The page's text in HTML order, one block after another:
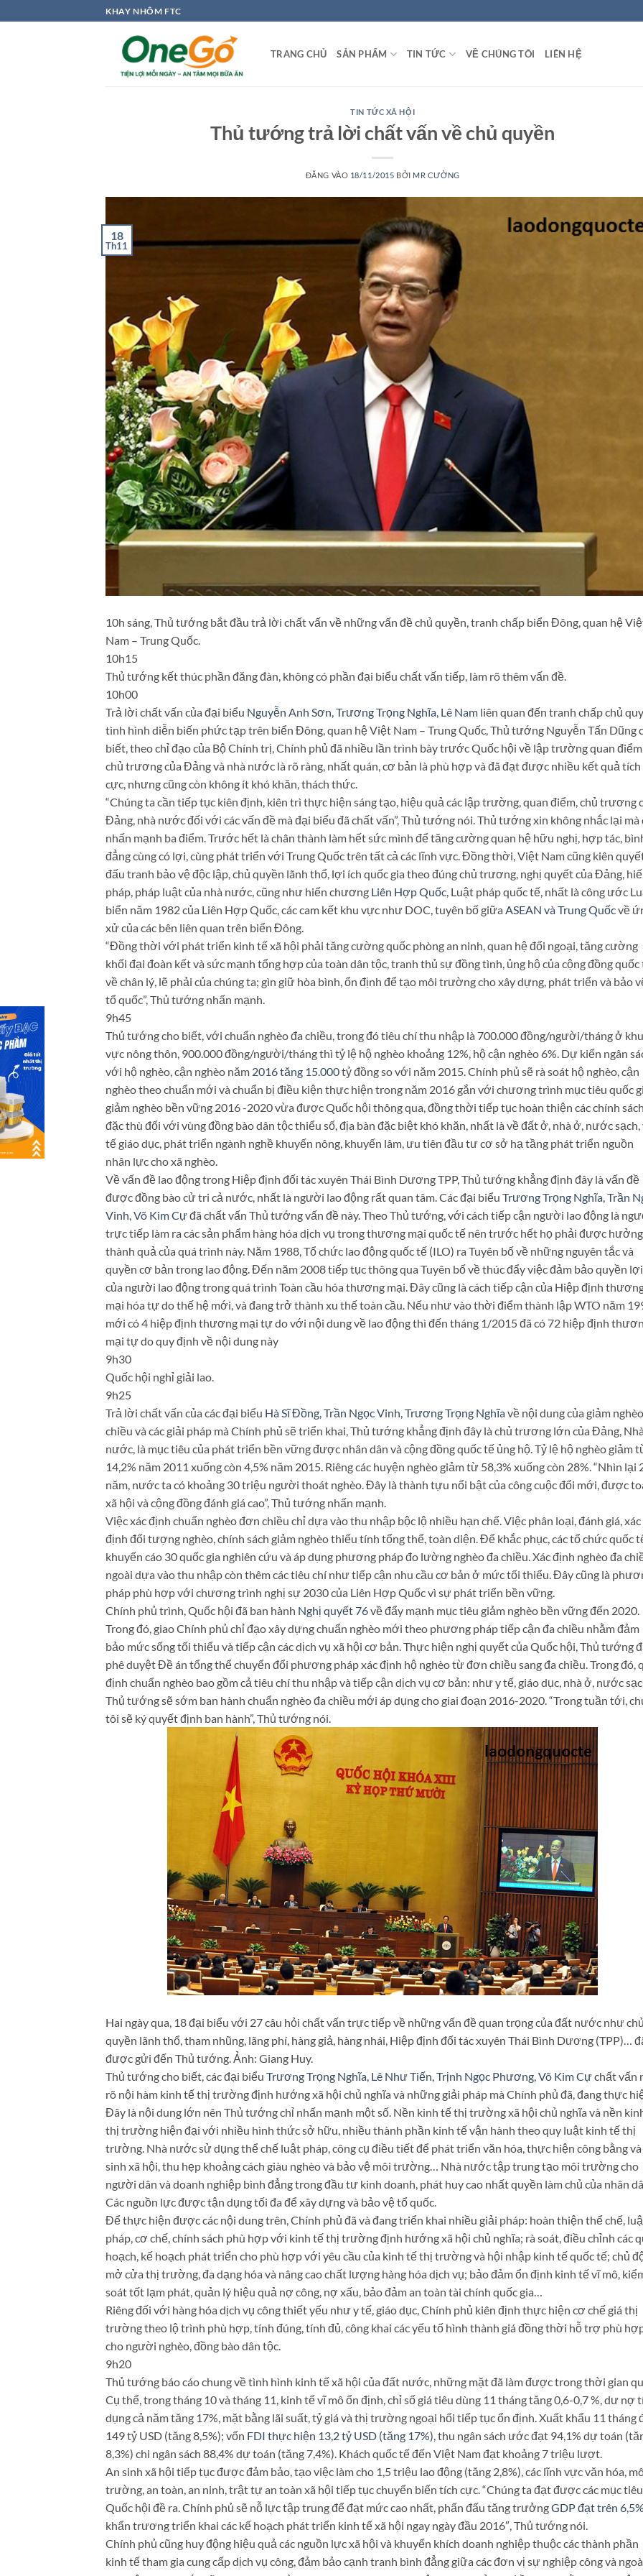
qua
KHAY NHÔM FTC
TRANG CHỦ SẢN PHẨM TIN TỨC VỀ CHÚNG TÔI LIÊN HỆ
TIN TỨC XÃ HỘI
Thủ tướng trả lời chất vấn về chủ quyền
ĐĂNG VÀO 18/11/2015 BỞI MR CƯỜNG
18
Th11
10h sáng, Thủ tướng bắt đầu trả lời chất vấn về những vấn đề chủ quyền, tranh chấp biển Đông, quan hệ
Nam – Trung Quốc.
10h15
Thủ tướng kết thúc phần đăng đàn, không có phần đại biểu chất vấn tiếp, làm rõ thêm vấn đề.
10h00
Trả lời chất vấn của đại biểu Nguyễn Anh Sơn, Trương Trọng Nghĩa, Lê Nam liên quan đến tranh chấp chủ
tình hình diễn biến phức tạp trên biển Đông, quan hệ Việt Nam – Trung Quốc, Thủ tướng Nguyễn Tấn Dũng
biết, theo chỉ đạo của Bộ Chính trị, Chính phủ đã nhiều lần trình bày trước Quốc hội về lập trường quan điểm,
chủ trương của Đảng và nhà nước là rõ ràng, nhất quán, cơ bản là phù hợp và đã đạt được nhiều kết quả tích
cực, nhưng cũng còn không ít khó khăn, thách thức.
“Chúng ta cần tiếp tục kiên định, kiên trì thực hiện sáng tạo, hiệu quả các lập trường, quan điểm, chủ trương
Đảng, nhà nước đối với các vấn đề mà đại biểu đã chất vấn”, Thủ tướng nói. Thủ tướng xin không nhắc lại mà
nhấn mạnh ba điểm. Trước hết là chân thành làm hết sức mình để tăng cường quan hệ hữu nghị, hợp tác,
đẳng cùng có lợi, cùng phát triển với Trung Quốc trên tất cả các lĩnh vực. Đồng thời, Việt Nam cũng kiên
đấu tranh bảo vệ độc lập, chủ quyền lãnh thổ, lợi ích quốc gia theo đúng chủ trương, nghị quyết của Đảng,
pháp, pháp luật của nhà nước, cũng như hiến chương Liên Hợp Quốc , Luật pháp quốc tế, nhất là công ước
biển năm 1982 của Liên Hợp Quốc, các cam kết khu vực như DOC, tuyên bố giữa ASEAN và Trung Quốcvề
xử của các bên liên quan trên biển Đông.
“Đồng thời với phát triển kinh tế xã hội phải tăng cường quốc phòng an ninh, quan hệ đối ngoại, tăng cường
khối đại đoàn kết và sức mạnh tổng hợp của toàn dân tộc, tranh thủ sự đồng tình, ủng hộ của cộng đồng quốc
về chân lý, lẽ phải của chúng ta; gìn giữ hòa bình, ổn định để tạo môi trường cho xây dựng, phát triển và bảo
tổ quốc”, Thủ tướng nhấn mạnh.
9h45
Thủ tướng cho biết, với chuẩn nghèo đa chiều, trong đó tiêu chí thu nhập là 700.000 đồng/người/tháng ở khu
vực nông thôn, 900.000 đồng/người/tháng thì tỷ lệ hộ nghèo khoảng 12%, hộ cận nghèo 6%. Dự kiến ngân
với hộ nghèo, cận nghèo năm 2016 tăng 15.000tỷ đồng so với năm 2015. Chính phủ sẽ rà soát hộ nghèo, cận
nghèo theo chuẩn mới và chuẩn bị điều kiện thực hiện trong năm 2016 gắn với chương trình mục tiêu quốc
giảm nghèo bền vững 2016 -2020 vừa được Quốc hội thông qua, đồng thời tiếp tục hoàn thiện các chính sách
đặc thù đối với vùng đồng bào dân tộc thiểu số, địa bàn đặc biệt khó khăn, nhất là về đất ở, nhà ở, nước sạch,
tế giáo dục, phát triển ngành nghề khuyến nông, khuyến lâm, ưu tiên đầu tư cơ sở hạ tầng phát triển nguồn
nhân lực cho xã nghèo.
Về vấn đề lao động trong Hiệp định đối tác xuyên Thái Bình Dương TPP, Thủ tướng khẳng định đây là vấn đề
được đồng bào cử tri cả nước, nhất là người lao động rất quan tâm. Các đại biểu Trương Trọng Nghĩa, Trần
Vinh, Võ Kim Cựđã chất vấn Thủ tướng vấn đề này. Theo Thủ tướng, với cách tiếp cận người lao động là
trực tiếp làm ra các sản phẩm hàng hóa dịch vụ trong thương mại quốc tế nên trước hết họ phải được hưởng
thành quả của quá trình này. Năm 1988, Tổ chức lao động quốc tế (ILO) ra Tuyên bố về những nguyên tắc và
quyền cơ bản trong lao động. Đến năm 2008 tiếp tục thông qua Tuyên bố về thúc đẩy việc đảm bảo quyền lợi
của người lao động trong quá trình Toàn cầu hóa thương mại. Đây cũng là cách tiếp cận của Hiệp định
mại hóa tự do thế hệ mới, và đang trở thành xu thế toàn cầu. Nếu như vào thời điểm thành lập WTO năm
mới có 4 hiệp định thương mại tự do với nội dung về lao động thì đến tháng 1/2015 đã có 72 hiệp định
mại tự do quy định về nội dung này
9h30
​Quốc hội nghỉ giải lao.
9h25
Trả lời chất vấn của các đại biểu Hà Sĩ Đồng, Trần Ngọc Vinh, Trương Trọng Nghĩavề nội dung của giảm
chiều và các giải pháp mà Chính phủ sẽ triển khai, Thủ tướng khẳng định đây là chủ trương lớn của Đảng, Nhà
nước, là mục tiêu của phát triển bền vững được nhân dân và cộng đồng quốc tế ủng hộ. Tỷ lệ hộ nghèo giảm
14,2% năm 2011 xuống còn 4,5% năm 2015. Riêng các huyện nghèo giảm từ 58,3% xuống còn 28%. “Nhìn lại
năm, nước ta có khoảng 30 triệu người thoát nghèo. Đây là thành tựu nổi bật của công cuộc đổi mới, được
xã hội và cộng đồng đánh giá cao”, Thủ tướng nhấn mạnh.
Việc xác định chuẩn nghèo đơn chiều chỉ dựa vào thu nhập bộc lộ nhiều hạn chế. Việc phân loại, đánh giá, xác
định đối tượng nghèo, chính sách giảm nghèo thiếu tính tổng thể, toàn diện. Để khắc phục, các tổ chức quốc
khuyến cáo 30 quốc gia nghiên cứu và áp dụng phương pháp đo lường nghèo đa chiều. Xác định nghèo đa
ngoài dựa vào thu nhập còn thêm các tiêu chí như tiếp cận nhu cầu cơ bản ở mức tối thiểu. Đây cũng là
pháp phù hợp với chương trình nghị sự 2030 của Liên Hợp Quốc vì sự phát triển bền vững.
Chính phủ trình, Quốc hội đã ban hành Nghị quyết 76về đẩy mạnh mục tiêu giảm nghèo bền vững đến 2020.
Trong đó, giao Chính phủ chỉ đạo xây dựng chuẩn nghèo mới theo phương pháp tiếp cận đa chiều nhằm đảm
bảo mức sống tối thiểu và tiếp cận các dịch vụ xã hội cơ bản. Thực hiện nghị quyết của Quốc hội, Thủ tướng
phê duyệt Đề án tổng thể chuyển đổi phương pháp xác định hộ nghèo từ đơn chiều sang đa chiều. Trong đó,
định chuẩn nghèo bao gồm cả tiêu chí thu nhập và tiếp cận dịch vụ cơ bản: như y tế, giáo dục, nhà ở, nước
Thủ tướng sẽ sớm ban hành chuẩn nghèo đa chiều mới áp dụng cho giai đoạn 2016-2020. “Trong tuần tới,
tôi sẽ ký quyết định ban hành”, Thủ tướng nói.
Hai ngày qua, 18 đại biểu với 27 câu hỏi chất vấn trực tiếp về những vấn đề quan trọng của đất nước như chủ
quyền lãnh thổ, tham nhũng, lãng phí, hàng giả, hàng nhái, Hiệp định đối tác xuyên Thái Bình Dương (TPP)…
được gửi đến Thủ tướng. Ảnh: Giang Huy.
Thủ tướng cho biết, các đại biểu Trương Trọng Nghĩa, Lê Như Tiến, Trịnh Ngọc Phương, Võ Kim Cựchất vấn
rõ nội hàm kinh tế thị trường định hướng xã hội chủ nghĩa và những giải pháp mà Chính phủ đã, đang thực
Đây là nội dung lớn nên Thủ tướng chỉ nhấn mạnh một số. Nền kinh tế thị trường xã hội chủ nghĩa và nền
thị trường hiện đại với nhiều hình thức sở hữu, nhiều thành phần kinh tế vận hành theo quy luật kinh tế thị
trường. Nhà nước sử dụng thể chế luật pháp, công cụ điều tiết để phát triển văn hóa, thực hiện công bằng và
sinh xã hội, thu hẹp khoảng cách giàu nghèo và bảo vệ môi trường… Nhà nước tập trung tạo môi trường cho
người dân và doanh nghiệp bình đẳng trong đầu tư kinh doanh, phát huy cao nhất quyền làm chủ của nhân
Các nguồn lực được tận dụng tối đa để xây dựng và bảo vệ tổ quốc.
Để thực hiện được các nội dung trên, Chính phủ đã và đang triển khai nhiều giải pháp: hoàn thiện thể chế,
pháp, cơ chế, chính sách phù hợp với kinh tế thị trường định hướng xã hội chủ nghĩa; rà soát, điều chỉnh các
hoạch, kế hoạch phát triển cho phù hợp với yêu cầu của kinh tế thị trường và hội nhập kinh tế quốc tế; chủ
mở cửa thị trường, đa dạng hóa và nâng cao chất lượng hàng hóa dịch vụ; bảo đảm ổn định kinh tế vĩ mô,
soát tốt lạm phát, quản lý hiệu quả nợ công, nợ xấu, bảo đảm an toàn tài chính quốc gia…
Riêng đối với hàng hóa dịch vụ công thiết yếu như y tế, giáo dục, Chính phủ kiên định thực hiện cơ chế giá thị
trường theo lộ trình phù hợp, tính đúng, tính đủ, công khai các yếu tố hình thành giá đồng thời hỗ trợ phù
cho người nghèo, đồng bào dân tộc.
9h20
Thủ tướng báo cáo chung về tình hình kinh tế xã hội của đất nước, những mặt đã làm được trong thời gian
Cụ thể, trong tháng 10 và tháng 11, kinh tế vĩ mô ổn định, chỉ số giá tiêu dùng 11 tháng tăng 0,6-0,7 %, dư nợ
dụng cả năm tăng 17%, mặt bằng lãi suất, tỷ giá và thị trường ngoại hối tiếp tục ổn định. Xuất khẩu 11 tháng
149 tỷ USD (tăng 8,5%); vốn FDI thực hiện 13,2 tỷ USD (tăng 17%) , thu ngân sách ước đạt 94,1% dự toán
8,3%) chi ngân sách 88,4% dự toán (tăng 7,4%). Khách quốc tế đến Việt Nam đạt khoảng 7 triệu lượt.
An sinh xã hội tiếp tục được đảm bảo, tạo việc làm cho 1,5 triệu lao động (tăng 2,8%), các lĩnh vực văn hóa,
trường, an toàn, an ninh, trật tự an toàn xã hội tiếp tục chuyển biến tích cực. “Chúng ta đạt được các mục tiêu
Quốc hội đề ra. Chính phủ sẽ nỗ lực tập trung để đạt mức cao nhất, phấn đấu tăng trưởngGDP đạt trên 6,5%
khẩn trương triển khai các kế hoạch phát triển kinh tế xã hội ngay ngày đầu 2016″, Thủ tướng nói.
Chính phủ cũng huy động hiệu quả các nguồn lực xã hội và khuyến khích doanh nghiệp thuộc các thành phần
kinh tế tham gia cung cấp dịch vụ công, đảm bảo cạnh tranh bình đẳng giữa các đơn vị sự nghiệp công và